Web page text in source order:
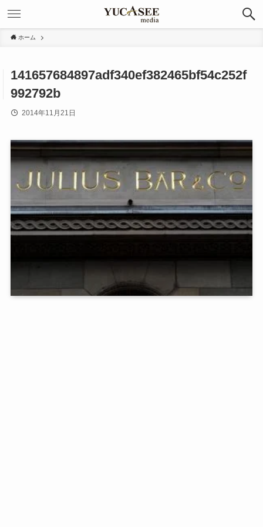
ホーム
141657684897adf340ef382465bf54c252f
992792b
2014年11月21日